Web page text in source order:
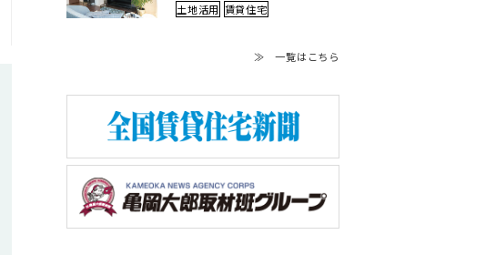
土地活用 賃貸住宅
≫ 一覧はこちら